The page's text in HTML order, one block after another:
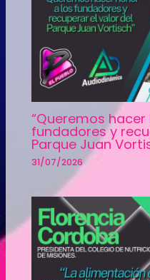
“Queremos
fundadores y
Parque Juan
31/07/2026